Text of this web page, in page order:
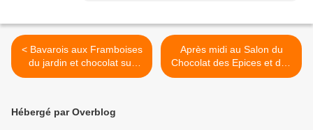
< Bavarois aux Framboises
du jardin et chocolat sur
biscuit amande et coco
Après midi au Salon du
Chocolat des Epices et des
Saveurs à Carquefou >
Hébergé par Overblog